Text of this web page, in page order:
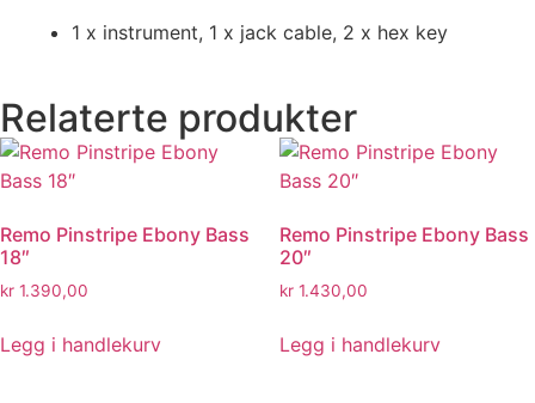
1 x instrument, 1 x jack cable, 2 x hex key
Relaterte produkter
Remo Pinstripe Ebony Bass
18″
kr 1.390,00
Legg i handlekurv
Remo Pinstripe Ebony Bass
20″
kr 1.430,00
Legg i handlekurv